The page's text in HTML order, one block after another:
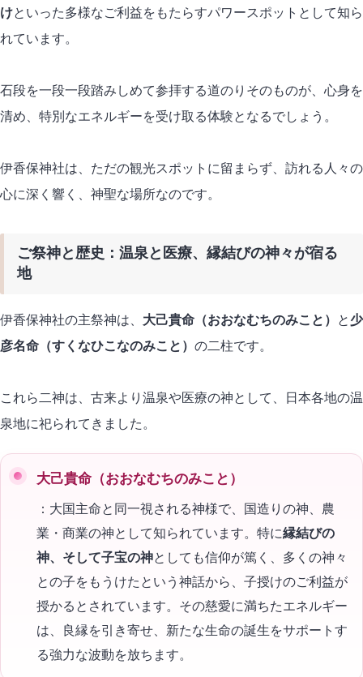
けといった多様なご利益をもたらすパワースポットとして知ら
れています。
石段を一段一段踏みしめて参拝する道のりそのものが、心身を
清め、特別なエネルギーを受け取る体験となるでしょう。
伊香保神社は、ただの観光スポットに留まらず、訪れる人々の
心に深く響く、神聖な場所なのです。
ご祭神と歴史：温泉と医療、縁結びの神々が宿る
地
伊香保神社の主祭神は、 大己貴命（おおなむちのみこと） と 少
彦名命（すくなひこなのみこと） の二柱です。
これら二神は、古来より温泉や医療の神として、日本各地の温
泉地に祀られてきました。
大己貴命（おおなむちのみこと）
：大国主命と同一視される神様で、国造りの神、農
業・商業の神として知られています。特に縁結びの
神、そして子宝の神としても信仰が篤く、多くの神々
との子をもうけたという神話から、子授けのご利益が
授かるとされています。その慈愛に満ちたエネルギー
は、良縁を引き寄せ、新たな生命の誕生をサポートす
る強力な波動を放ちます。